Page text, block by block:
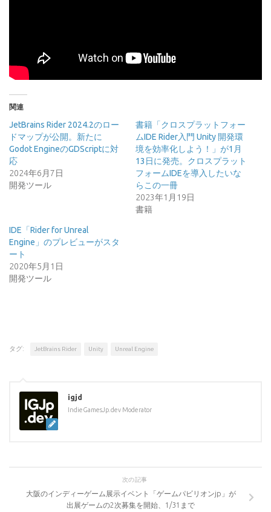
関連
JetBrains Rider 2024.2のロー
ドマップが公開。新たに
Godot EngineのGDScriptに対
応
2024年6月7日
開発ツール
書籍「クロスプラットフォー
ムIDE Rider入門 Unity 開発環
境を効率化しよう！」が1月
13日に発売。クロスプラット
フォームIDEを導入したいな
らこの一冊
2023年1月19日
書籍
IDE「Rider for Unreal
Engine」のプレビューがスタ
ート
2020年5月1日
開発ツール
タグ: JetBrains Rider Unity Unreal Engine
igjd
IndieGamesJp.dev Moderator
次の記事
大阪のインディーゲーム展示イベント「ゲームパビリオンjp」が
出展ゲームの2次募集を開始、1/31まで